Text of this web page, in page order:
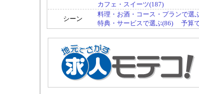
カフェ・スイーツ(187)
シーン
料理・お酒・コース・プランで選
特典・サービスで選ぶ(86)
予算